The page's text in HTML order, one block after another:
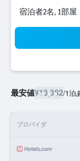
宿泊者2名, 1​部屋
最安値¥13,382/1泊
プロバイダ